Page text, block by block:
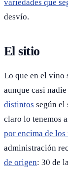
variedades que
desvío.
El sitio
Lo que en el vino
aunque casi
distintos según el
claro lo tenemos
por encima de
administración
de origen: 30 de